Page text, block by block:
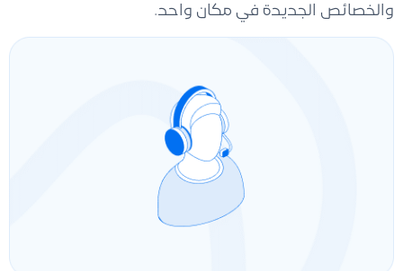
والخصائص الجديدة في مكان واحد.